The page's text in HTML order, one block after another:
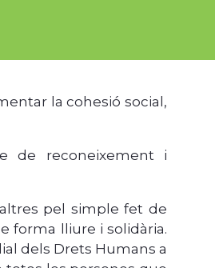
la cohesió social,
de reconeixement i
pel simple fet de
forma lliure i solidària.
dels Drets Humans a